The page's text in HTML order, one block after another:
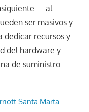
al
ser masivos y
dedicar recursos y
del hardware y
de suministro.
Santa Marta